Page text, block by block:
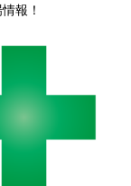
報！